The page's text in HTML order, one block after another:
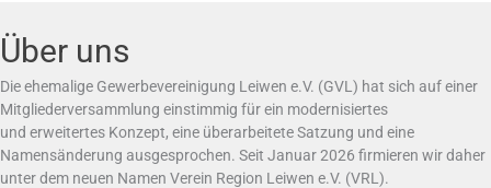
Über uns
Die ehemalige Gewerbevereinigung Leiwen e.V. (GVL) hat sich auf einer
Mitgliederversammlung einstimmig für ein modernisiertes
und erweitertes Konzept, eine überarbeitete Satzung und eine
Namensänderung ausgesprochen. Seit Januar 2026 firmieren wir daher
unter dem neuen Namen Verein Region Leiwen e.V. (VRL).